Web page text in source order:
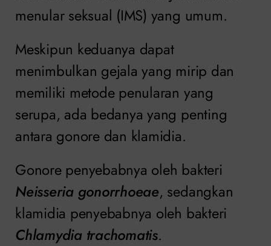
menular seksual (IMS) yang umum.
Meskipun keduanya dapat
menimbulkan gejala yang mirip dan
memiliki metode penularan yang
serupa, ada bedanya yang penting
antara gonore dan klamidia.
Gonore penyebabnya oleh bakteri
Neisseria gonorrhoeae, sedangkan
klamidia penyebabnya oleh bakteri
Chlamydia trachomatis.